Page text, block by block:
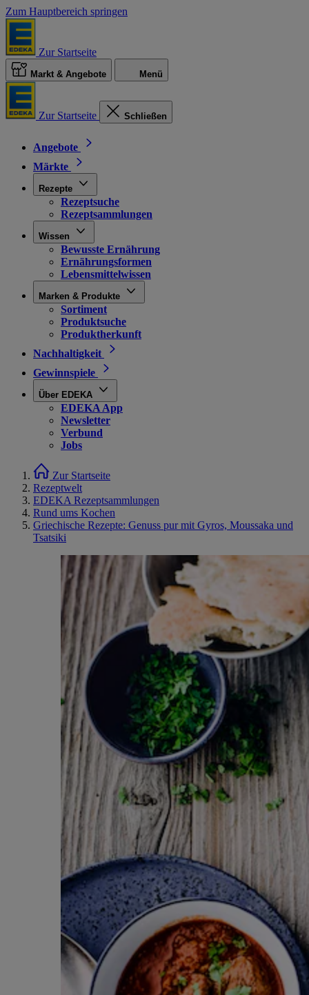
Zum Hauptbereich springen
Zur Startseite
Markt & Angebote Menü
Zur Startseite Schließen
Angebote
Märkte
Rezepte
Rezeptsuche
Rezeptsammlungen
Wissen
Bewusste Ernährung
Ernährungsformen
Lebensmittelwissen
Marken & Produkte
Sortiment
Produktsuche
Produktherkunft
Nachhaltigkeit
Gewinnspiele
Über EDEKA
EDEKA App
Newsletter
Verbund
Jobs
Zur Startseite
Rezeptwelt
EDEKA Rezeptsammlungen
Rund ums Kochen
Griechische Rezepte: Genuss pur mit Gyros, Moussaka und
Tsatsiki